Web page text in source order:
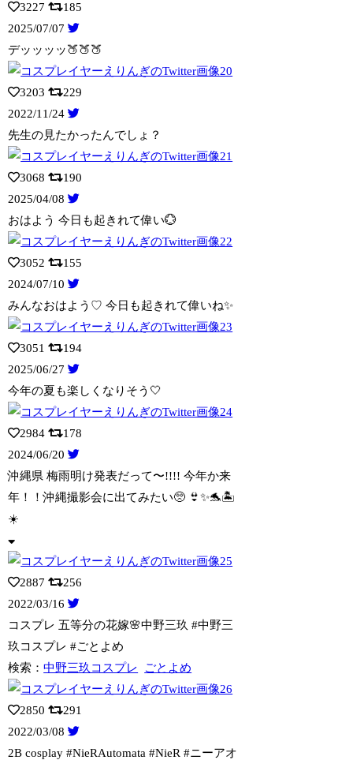
3227
185
2025/07/07
デッッッッ🍑🍑🍑
3203
229
2022/11/24
先生の見たかったんでしょ？
3068
190
2025/04/08
おはよう 今日も起きれて偉い💮
3052
155
2024/07/10
みんなおはよう♡ 今日も起きれて偉いね✨
3051
194
2025/06/27
今年の夏も楽しくなりそう🤍
2984
178
2024/06/20
沖縄県 梅雨明け発表だって〜!!!! 今年か来
年！！沖縄撮影会に出てみたい🥺 👙✨🐬🏝
☀️
2887
256
2022/03/16
コスプレ 五等分の花嫁🌸中野三玖 #中野三
玖コスプレ #ごとよめ
検索：中野三玖コスプレ ごとよめ
2850
291
2022/03/08
2B cosplay #NieRAutomata #NieR #ニーアオ